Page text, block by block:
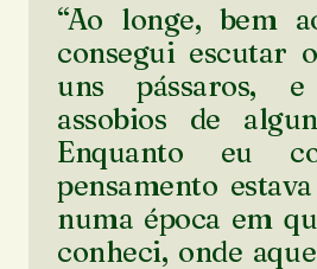
“Ao longe, bem
consegui escutar
uns pássaros,
assobios de
Enquanto eu
pensamento
numa época em
conheci, onde